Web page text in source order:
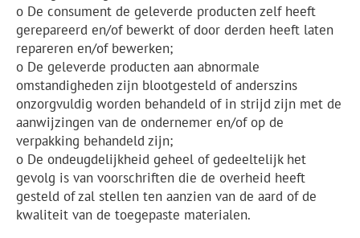
o De consument de geleverde producten zelf heeft
gerepareerd en/of bewerkt of door derden heeft laten
repareren en/of bewerken;
o De geleverde producten aan abnormale
omstandigheden zijn blootgesteld of anderszins
onzorgvuldig worden behandeld of in strijd zijn met de
aanwijzingen van de ondernemer en/of op de
verpakking behandeld zijn;
o De ondeugdelijkheid geheel of gedeeltelijk het
gevolg is van voorschriften die de overheid heeft
gesteld of zal stellen ten aanzien van de aard of de
kwaliteit van de toegepaste materialen.